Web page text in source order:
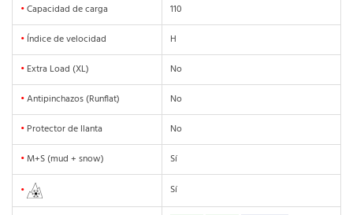
•Capacidad de carga
110
• Índice de velocidad
H
• Extra Load (XL)
No
•Antipinchazos (Runflat)
No
• Protector de llanta
No
• M+S (mud + snow) Sí
• Sí